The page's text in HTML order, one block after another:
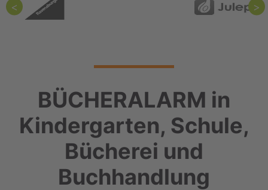
BÜCHERALARM in
Kindergarten, Schule,
Bücherei und
Buchhandlung